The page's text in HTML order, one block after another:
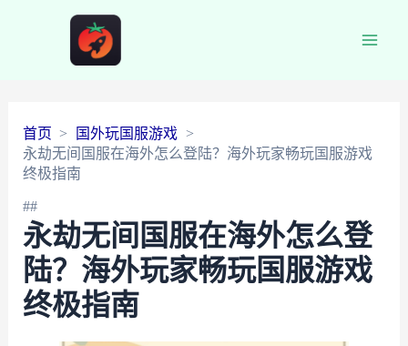
首页
国外玩国服游戏
永劫无间国服在海外怎么登陆？海外玩家畅玩国服游戏
终极指南
##
永劫无间国服在海外怎么登
陆？海外玩家畅玩国服游戏
终极指南